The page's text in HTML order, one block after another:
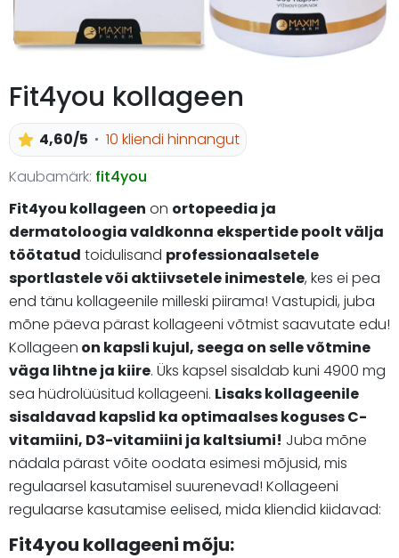
Fit4you kollageen
4,60/5
10 kliendi hinnangut
Kaubamärk: fit4you
Fit4you kollageen on ortopeedia ja
dermatoloogia valdkonna ekspertide poolt välja
töötatud toidulisand professionaalsetele
sportlastele või aktiivsetele inimestele, kes ei pea
end tänu kollageenile milleski piirama! Vastupidi, juba
mõne päeva pärast kollageeni võtmist saavutate edu!
Kollageen on kapsli kujul, seega on selle võtmine
väga lihtne ja kiire. Üks kapsel sisaldab kuni 4900 mg
sea hüdrolüüsitud kollageeni. Lisaks kollageenile
sisaldavad kapslid ka optimaalses koguses C-
vitamiini, D3-vitamiini ja kaltsiumi! Juba mõne
nädala pärast võite oodata esimesi mõjusid, mis
regulaarsel kasutamisel suurenevad! Kollageeni
regulaarse kasutamise eelised, mida kliendid kiidavad:
Fit4you kollageeni mõju: